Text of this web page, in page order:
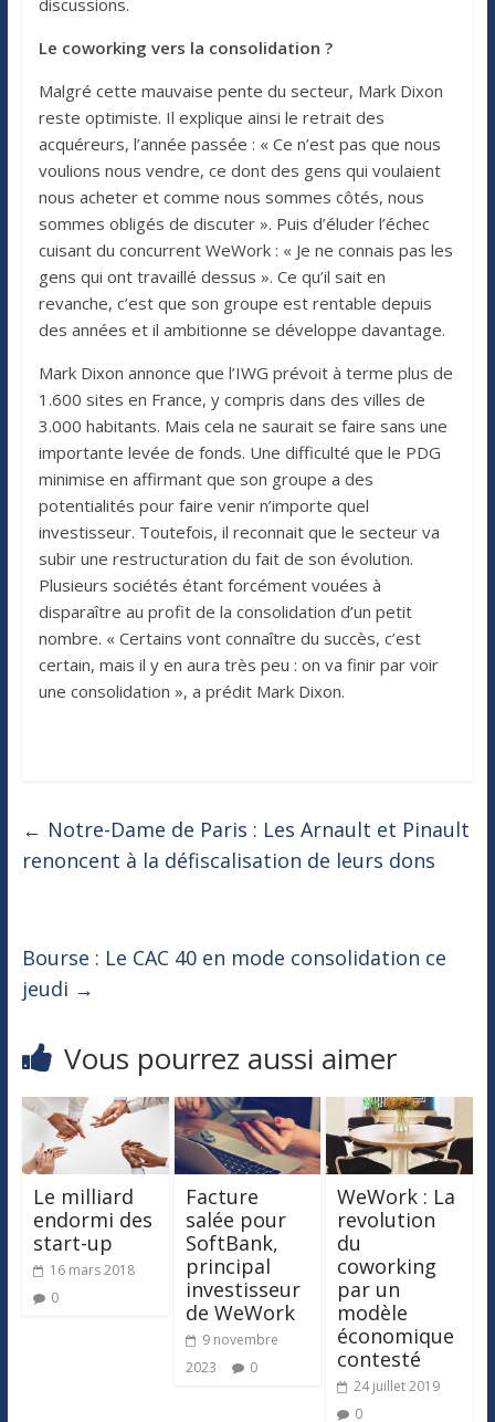
Le coworking vers la consolidation ?
Malgré cette mauvaise pente du secteur, Mark Dixon
reste optimiste. Il explique ainsi le retrait des
acquéreurs, l’année passée : « Ce n’est pas que nous
voulions nous vendre, ce dont des gens qui voulaient
nous acheter et comme nous sommes côtés, nous
sommes obligés de discuter ». Puis d’éluder l’échec
cuisant du concurrent WeWork : « Je ne connais pas les
gens qui ont travaillé dessus ». Ce qu’il sait en
revanche, c’est que son groupe est rentable depuis
des années et il ambitionne se développe davantage.
Mark Dixon annonce que l’IWG prévoit à terme plus de
1.600 sites en France, y compris dans des villes de
3.000 habitants. Mais cela ne saurait se faire sans une
importante levée de fonds. Une difficulté que le PDG
minimise en affirmant que son groupe a des
potentialités pour faire venir n’importe quel
investisseur. Toutefois, il reconnait que le secteur va
subir une restructuration du fait de son évolution.
Plusieurs sociétés étant forcément vouées à
disparaître au profit de la consolidation d’un petit
nombre. « Certains vont connaître du succès, c’est
certain, mais il y en aura très peu : on va finir par voir
une consolidation », a prédit Mark Dixon.
← Notre-Dame de Paris : Les Arnault et Pinault
renoncent à la défiscalisation de leurs dons
Bourse : Le CAC 40 en mode consolidation ce
jeudi →
Vous pourrez aussi aimer
Le milliard
endormi des
start-up
16 mars 2018
0
Facture
salée pour
SoftBank,
principal
investisseur
de WeWork
9 novembre
2023
0
WeWork : La
revolution
du
coworking
par un
modèle
économique
contesté
24 juillet 2019
0